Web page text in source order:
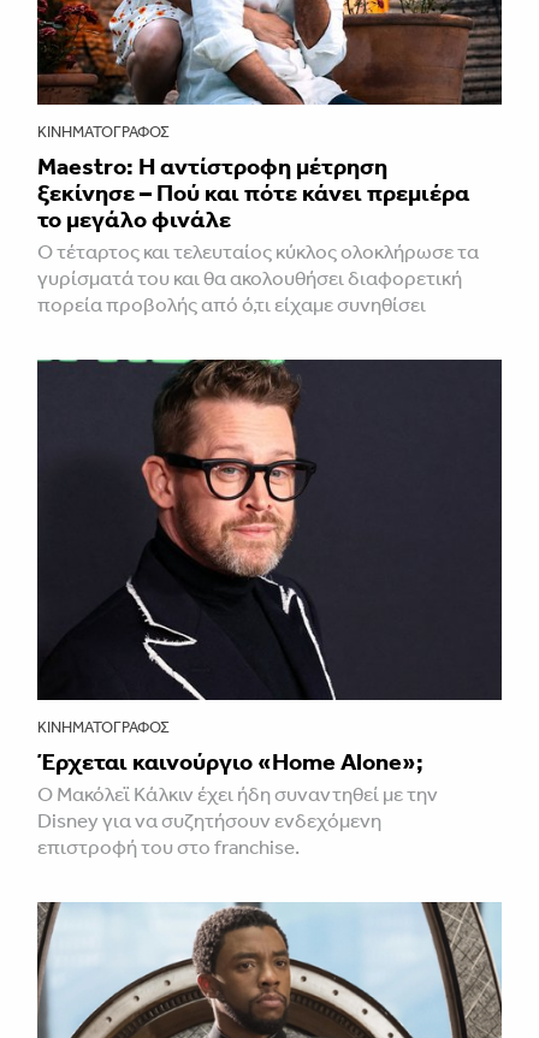
ΚΙΝΗΜΑΤΟΓΡΆΦΟΣ
Maestro: Η αντίστροφη μέτρηση
ξεκίνησε – Πού και πότε κάνει πρεμιέρα
το μεγάλο φινάλε
Ο τέταρτος και τελευταίος κύκλος ολοκλήρωσε τα
γυρίσματά του και θα ακολουθήσει διαφορετική
πορεία προβολής από ό,τι είχαμε συνηθίσει
ΚΙΝΗΜΑΤΟΓΡΆΦΟΣ
Έρχεται καινούργιο «Home Alone»;
Ο Μακόλεϊ Κάλκιν έχει ήδη συναντηθεί με την
Disney για να συζητήσουν ενδεχόμενη
επιστροφή του στο franchise.